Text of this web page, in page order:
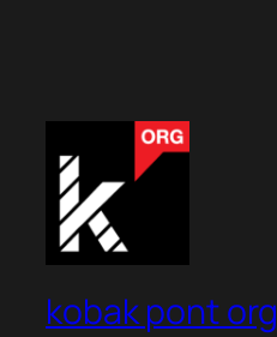
kobak pont org